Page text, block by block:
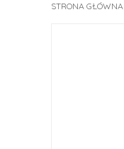
STRONA GŁÓWNA